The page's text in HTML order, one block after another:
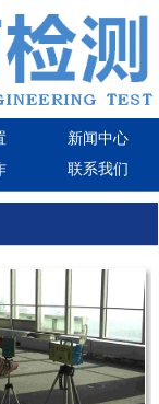
新闻中心
联系我们